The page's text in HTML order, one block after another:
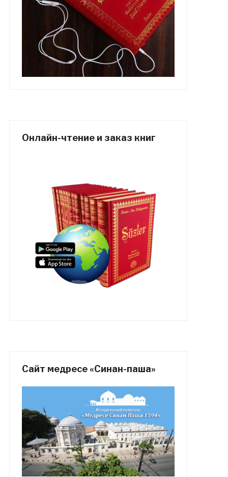
Онлайн-чтение и заказ книг
Сайт медресе «Синан-паша»